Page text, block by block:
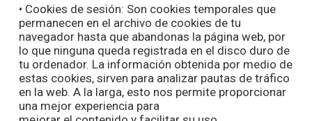
• Cookies de sesión: Son cookies temporales que
permanecen en el archivo de cookies de tu
navegador hasta que abandonas la página web, por
lo que ninguna queda registrada en el disco duro de
tu ordenador. La información obtenida por medio de
estas cookies, sirven para analizar pautas de tráfico
en la web. A la larga, esto nos permite proporcionar
una mejor experiencia para